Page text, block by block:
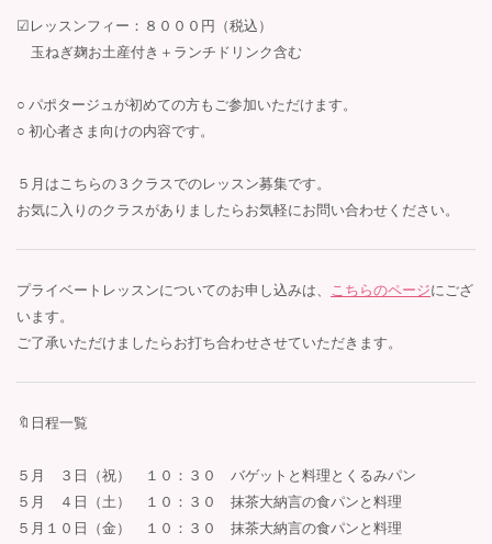
☑︎レッスンフィー：８０００円（税込）
玉ねぎ麹お土産付き＋ランチドリンク含む
○ パポタージュが初めての方もご参加いただけます。
○ 初心者さま向けの内容です。
５月はこちらの３クラスでのレッスン募集です。
お気に入りのクラスがありましたらお気軽にお問い合わせください。
プライベートレッスンについてのお申し込みは、 こちらのページにござ
います。
ご了承いただけましたらお打ち合わせさせていただきます。
🔖日程一覧
５月 ３日（祝） １０：３０ バゲットと料理とくるみパン
５月 ４日（土） １０：３０ 抹茶大納言の食パンと料理
５月１０日（金） １０：３０ 抹茶大納言の食パンと料理